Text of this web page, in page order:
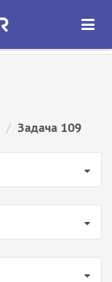
ОТКРЫТЬ
/ Задача 109